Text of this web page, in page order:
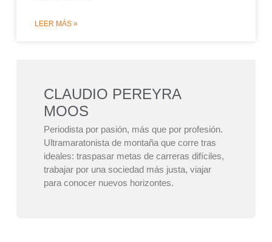
LEER MÁS »
CLAUDIO PEREYRA
MOOS
Periodista por pasión, más que por profesión.
Ultramaratonista de montaña que corre tras
ideales: traspasar metas de carreras difíciles,
trabajar por una sociedad más justa, viajar
para conocer nuevos horizontes.